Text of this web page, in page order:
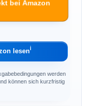
bei Amazon
lesenℹ︎
werden
können sich kurzfristig